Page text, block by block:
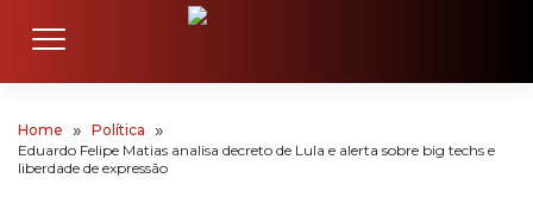
Home
Política
Eduardo Felipe Matias analisa decreto de Lula e alerta sobre big techs e
liberdade de expressão